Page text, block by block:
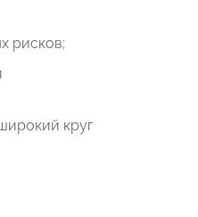
рисков;
круг